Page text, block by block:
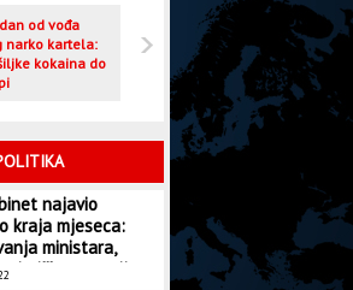
od vođa
narko kartela:
kokaina do
CRNA HRONIKA
najavio
kraja mjeseca:
ministara,
agencija